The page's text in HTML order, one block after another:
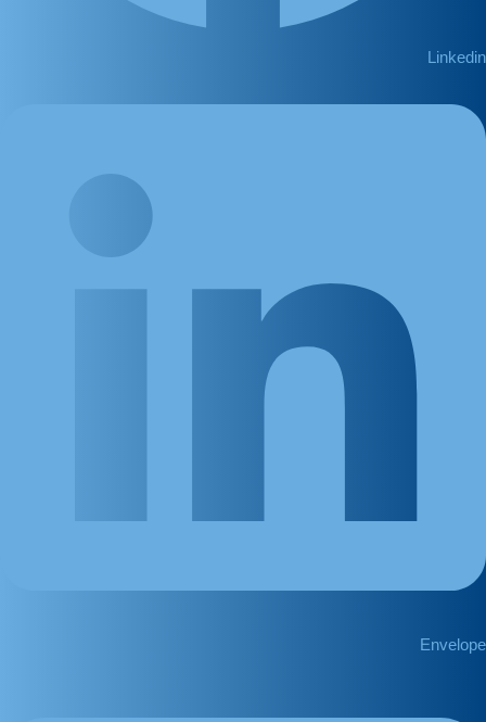
Linkedin
Envelope